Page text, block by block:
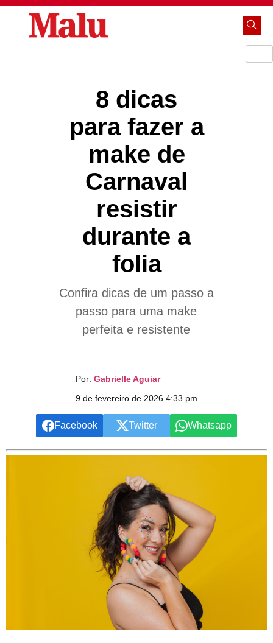
8 dicas
para fazer a
make de
Carnaval
resistir
durante a
folia
Confira dicas de um passo a
passo para uma make
perfeita e resistente
Por: Gabrielle Aguiar
9 de fevereiro de 2026 4:33 pm
Facebook Twitter Whatsapp